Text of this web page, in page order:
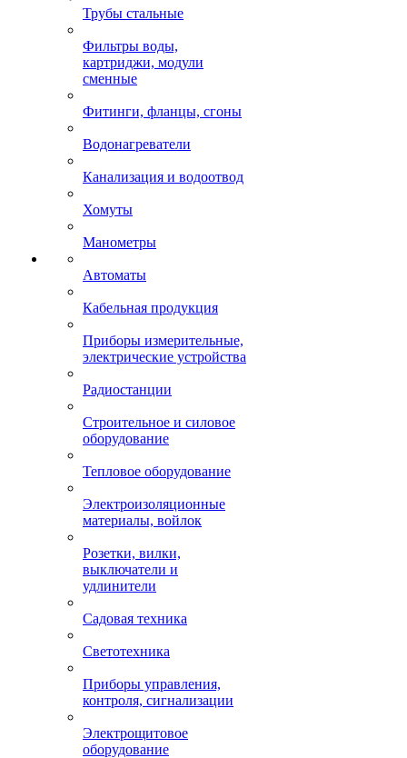
Трубы стальные
Фильтры воды,
картриджи, модули
сменные
Фитинги, фланцы, сгоны
Водонагреватели
Канализация и водоотвод
Хомуты
Манометры
Автоматы
Кабельная продукция
Приборы измерительные,
электрические устройства
Радиостанции
Строительное и силовое
оборудование
Тепловое оборудование
Электроизоляционные
материалы, войлок
Розетки, вилки,
выключатели и
удлинители
Садовая техника
Светотехника
Приборы управления,
контроля, сигнализации
Электрощитовое
оборудование